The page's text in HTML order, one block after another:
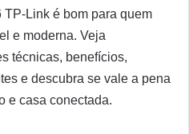
Link é bom para quem
e moderna. Veja
técnicas, benefícios,
e descubra se vale a pena
e casa conectada.